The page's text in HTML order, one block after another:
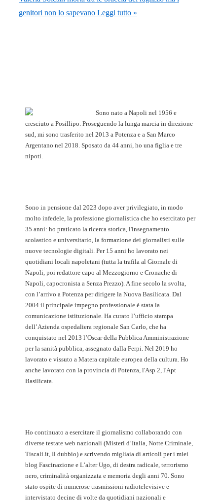
genitori non lo sapevano Leggi tutto »
Sono nato a Napoli nel 1956 e
cresciuto a Posillipo. Proseguendo la lunga marcia in direzione
sud, mi sono trasferito nel 2013 a Potenza e a San Marco
Argentano nel 2018. Sposato da 44 anni, ho una figlia e tre
nipoti.
Sono in pensione dal 2023 dopo aver privilegiato, in modo
molto infedele, la professione giornalistica che ho esercitato per
35 anni: ho praticato la ricerca storica, l'insegnamento
scolastico e universitario, la formazione dei giornalisti sulle
nuove tecnologie digitali. Per 15 anni ho lavorato nei
quotidiani locali napoletani (tutta la trafila al Giornale di
Napoli, poi redattore capo al Mezzogiorno e Cronache di
Napoli, capocronista a Senza Prezzo). A fine secolo la svolta,
con l’arrivo a Potenza per dirigere la Nuova Basilicata. Dal
2004 il principale impegno professionale è stata la
comunicazione istituzionale. Ha curato l’ufficio stampa
dell’Azienda ospedaliera regionale San Carlo, che ha
conquistato nel 2013 l’Oscar della Pubblica Amministrazione
per la sanità pubblica, assegnato dalla Ferpi. Nel 2019 ho
lavorato e vissuto a Matera capitale europea della cultura. Ho
anche lavorato con la provincia di Potenza, l'Asp 2, l'Apt
Basilicata.
Ho continuato a esercitare il giornalismo collaborando con
diverse testate web nazionali (Misteri d’Italia, Notte Criminale,
Tiscali.it, Il dubbio) e scrivendo migliaia di articoli per i miei
blog Fascinazione e L’alter Ugo, di destra radicale, terrorismo
nero, criminalità organizzata e memoria degli anni 70. Sono
stato ospite di numerose trasmissioni radiotelevisive e
intervistato decine di volte da quotidiani nazionali e